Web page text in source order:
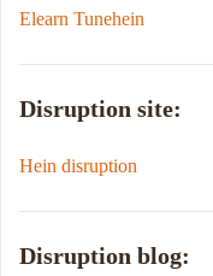
Elearn Tunehein
Disruption site:
Hein disruption
Disruption blog: